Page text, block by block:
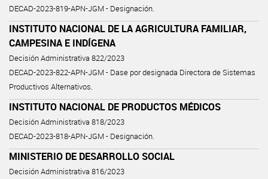
DECAD-2023-819-APN-JGM - Designación.
INSTITUTO NACIONAL DE LA AGRICULTURA FAMILIAR,
CAMPESINA E INDÍGENA
Decisión Administrativa 822/2023
DECAD-2023-822-APN-JGM - Dase por designada Directora de Sistemas
Productivos Alternativos.
INSTITUTO NACIONAL DE PRODUCTOS MÉDICOS
Decisión Administrativa 818/2023
DECAD-2023-818-APN-JGM - Designación.
MINISTERIO DE DESARROLLO SOCIAL
Decisión Administrativa 816/2023